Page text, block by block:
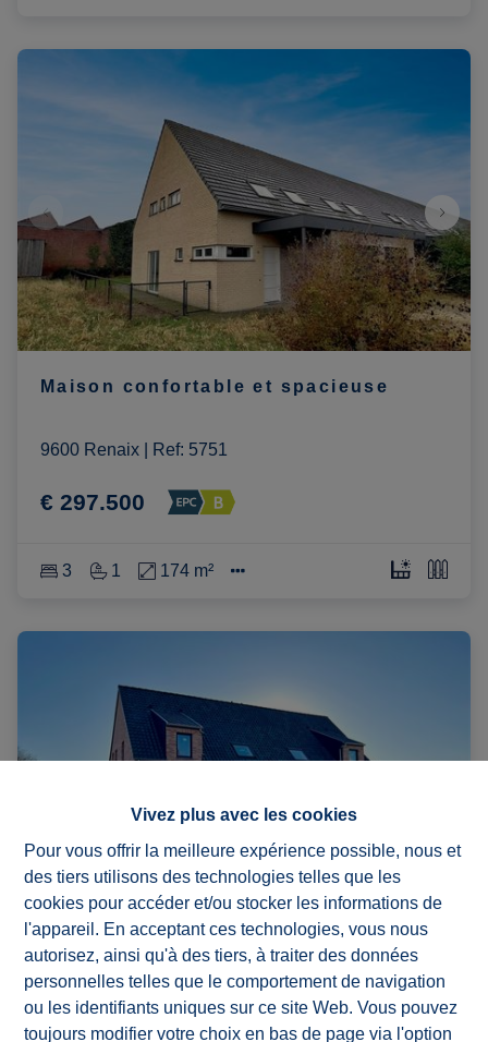
Vivez plus avec les cookies
Pour vous offrir la meilleure expérience possible, nous et
des tiers utilisons des technologies telles que les
cookies pour accéder et/ou stocker les informations de
l'appareil. En acceptant ces technologies, vous nous
autorisez, ainsi qu'à des tiers, à traiter des données
personnelles telles que le comportement de navigation
ou les identifiants uniques sur ce site Web. Vous pouvez
toujours modifier votre choix en bas de page via l'option
Maison confortable et spacieuse
9600 Renaix Ref: 5751
€ 297.500
3 1 174 m²
Maisons neuves attrayantes avec 3
chambres dans un environnement